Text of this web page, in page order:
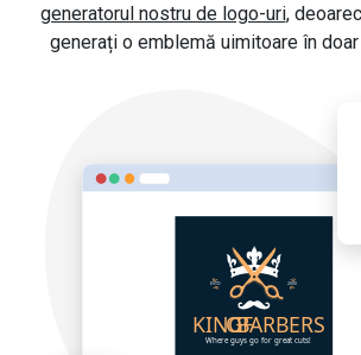
generatorul nostru de logo-uri,
generați o emblemă uimitoare în